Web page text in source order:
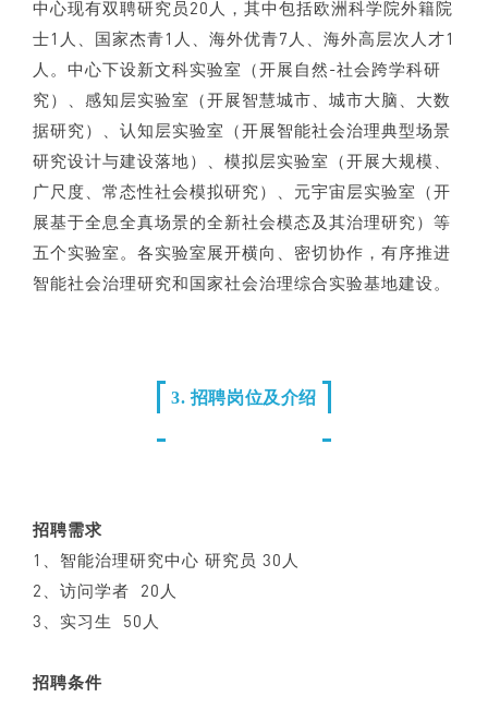
中心现有双聘研究员20人，其中包括欧洲科学院外籍院
士1人、国家杰青1人、海外优青7人、海外高层次人才1
人。中心下设新文科实验室（开展自然-社会跨学科研
究）、感知层实验室（开展智慧城市、城市大脑、大数
据研究）、认知层实验室（开展智能社会治理典型场景
研究设计与建设落地）、模拟层实验室（开展大规模、
广尺度、常态性社会模拟研究）、元宇宙层实验室（开
展基于全息全真场景的全新社会模态及其治理研究）等
五个实验室。各实验室展开横向、密切协作，有序推进
智能社会治理研究和国家社会治理综合实验基地建设。
3. 招聘岗位及介绍
招聘需求
1、智能治理研究中心 研究员 30人
2、访问学者 20人
3、实习生 50人
招聘条件